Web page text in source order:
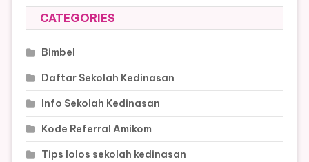
CATEGORIES
Bimbel
Daftar Sekolah Kedinasan
Info Sekolah Kedinasan
Kode Referral Amikom
Tips lolos sekolah kedinasan